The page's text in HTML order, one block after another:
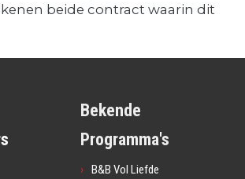
beide contract waarin dit
Bekende
Programma's
B&B Vol Liefde